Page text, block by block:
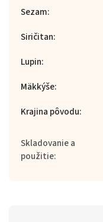
Sezam:
Siričitan:
Lupin:
Mäkkýše:
Krajina pôvodu:
Skladovanie a
použitie: